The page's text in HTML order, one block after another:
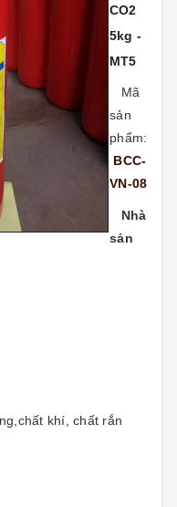
CO2
5kg -
MT5
Mã
sản
phẩm:
BCC-
VN-08
Nhà
sản
khí, chất rắn